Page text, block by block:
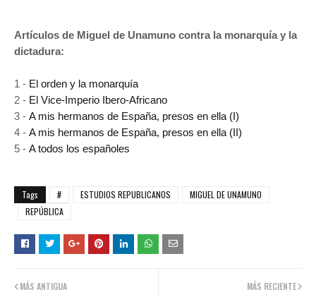
Artículos de Miguel de Unamuno contra la monarquía y la
dictadura:
1 - El orden y la monarquía
2 - El Vice-Imperio Ibero-Africano
3 - A mis hermanos de España, presos en ella (I)
4 - A mis hermanos de España, presos en ella (II)
5 - A todos los españoles
Tags # ESTUDIOS REPUBLICANOS
MIGUEL DE UNAMUNO
REPÚBLICA
MÁS RECIENTE
MÁS ANTIGUA